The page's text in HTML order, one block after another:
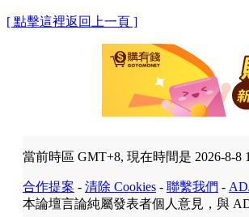
[ 點擊這裡返回上一頁 ]
當前時區 GMT+8, 現在時間是 2026-8-8
合作提案 - 清除 Cookies - 聯繫我們 -
本論壇言論純屬發表者個人意見，與